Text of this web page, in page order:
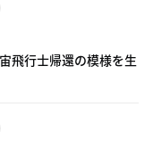
飛行士帰還の模様を生